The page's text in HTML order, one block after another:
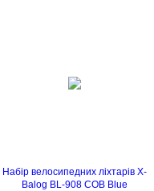
Набір велосипедних ліхтарів X-
Balog BL-908 COB Blue